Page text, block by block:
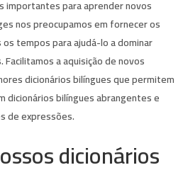
importantes para aprender novos
​​nos preocupamos em fornecer os
tempos para ajudá-lo a dominar
a aquisição de novos
dicionários bilíngues que permitem
dicionários bilíngues abrangentes e
de expressões.
dicionários